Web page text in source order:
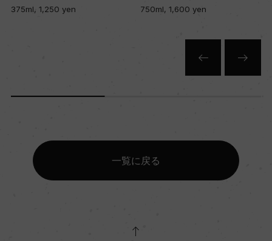
375ml, 1,250 yen
750ml, 1,600 yen
一覧に戻る